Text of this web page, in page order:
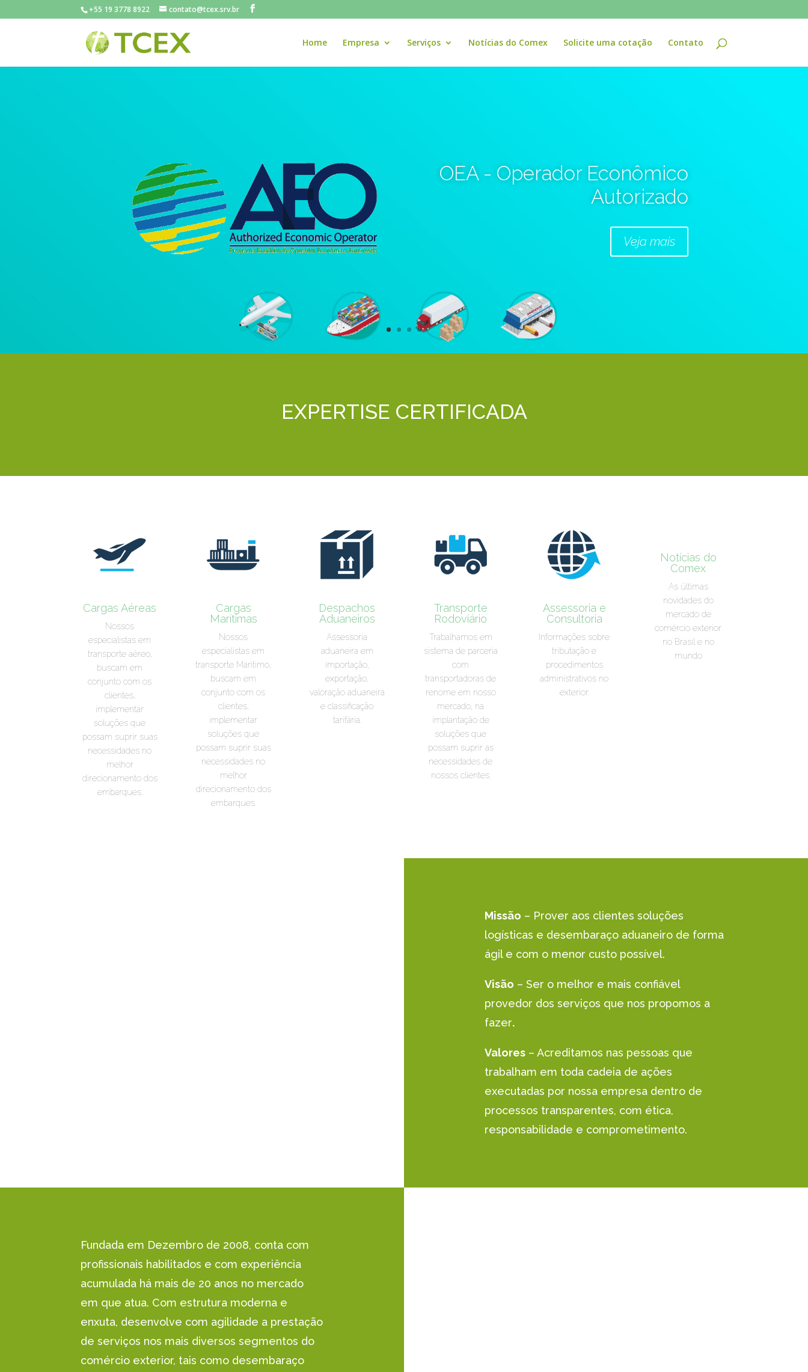
+55 19 3778 8922 contato@tcex.srv.br
Home Empresa Serviços Notícias do Comex Solicite uma cotação Contato
OEA - Operador Econômico
Autorizado
Veja mais
EXPERTISE CERTIFICADA
Cargas Aéreas
Nossos
especialistas em
transporte aéreo,
buscam em
conjunto com os
clientes,
implementar
soluções que
possam suprir suas
necessidades no
melhor
direcionamento dos
embarques.
Cargas
Marítimas
Nossos
especialistas em
transporte Maritimo,
buscam em
conjunto com os
clientes,
implementar
soluções que
possam suprir suas
necessidades no
melhor
direcionamento dos
embarques.
Despachos
Aduaneiros
Assessoria
aduaneira em
importação,
exportação,
valoração aduaneira
e classificação
tarifária.
Transporte
Rodoviário
Trabalhamos em
sistema de parceria
com
transportadoras de
renome em nosso
mercado, na
implantação de
soluções que
possam suprir as
necessidades de
nossos clientes.
Assessoria e
Consultoria
Informações sobre
tributação e
procedimentos
administrativos no
exterior.
Notícias do
Comex
As últimas
novidades do
mercado de
comércio exterior
no Brasil e no
mundo
Missão – Prover aos clientes soluções
logísticas e desembaraço aduaneiro de forma
ágil e com o menor custo possível.
Visão – Ser o melhor e mais confiável
provedor dos serviços que nos propomos a
fazer.
Valores – Acreditamos nas pessoas que
trabalham em toda cadeia de ações
executadas por nossa empresa dentro de
processos transparentes, com ética,
responsabilidade e comprometimento.
Fundada em Dezembro de 2008, conta com
profissionais habilitados e com experiência
acumulada há mais de 20 anos no mercado
em que atua. Com estrutura moderna e
enxuta, desenvolve com agilidade a prestação
de serviços nos mais diversos segmentos do
comércio exterior, tais como desembaraço